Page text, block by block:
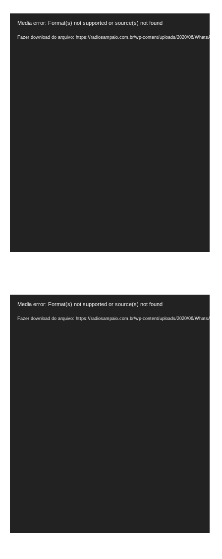
vídeo
Media error: Format(s) not supported or source(s) not found
Fazer download do arquivo: https://radiosampaio.com.br/wp-content/uploads/2020/06/WhatsApp-
vídeo
Media error: Format(s) not supported or source(s) not found
Fazer download do arquivo: https://radiosampaio.com.br/wp-content/uploads/2020/06/WhatsApp-